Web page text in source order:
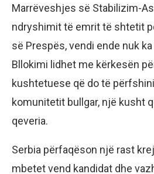
Marrëveshjes së Stabilizim-
ndryshimit të emrit të shtetit
së Prespës, vendi ende nuk
Bllokimi lidhet me kërkesën
kushtetuese që do të
komunitetit bullgar, një kusht
qeveria.
Serbia përfaqëson një rast
mbetet vend kandidat dhe